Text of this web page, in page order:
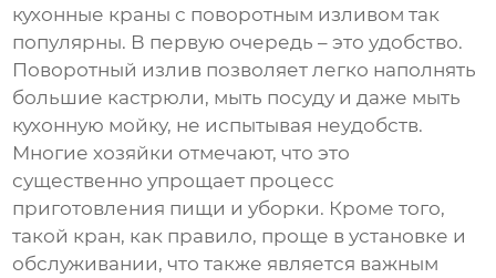
кухонные краны с поворотным изливом так
популярны. В первую очередь – это удобство.
Поворотный излив позволяет легко наполнять
большие кастрюли, мыть посуду и даже мыть
кухонную мойку, не испытывая неудобств.
Многие хозяйки отмечают, что это
существенно упрощает процесс
приготовления пищи и уборки. Кроме того,
такой кран, как правило, проще в установке и
обслуживании, что также является важным